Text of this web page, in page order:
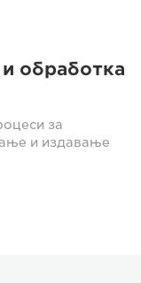
обработка
за
и издавање